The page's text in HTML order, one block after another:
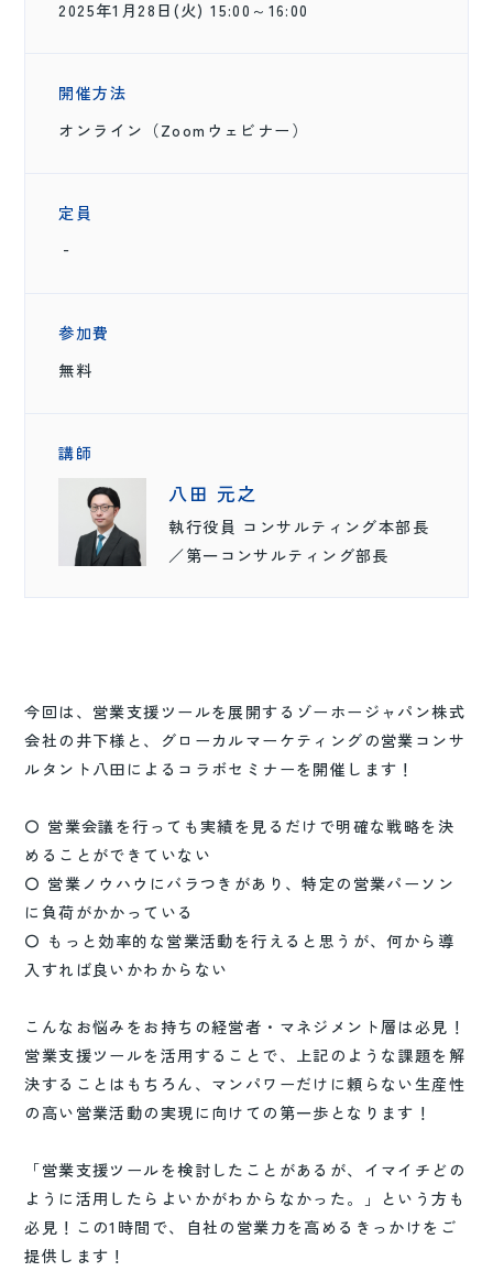
2025年1月28日(火) 15:00～16:00
開催方法
オンライン（Zoomウェビナー）
定員
‐
参加費
無料
講師
八田 元之
執行役員 コンサルティング本部長
／第一コンサルティング部長
今回は、営業支援ツールを展開するゾーホージャパン株式
会社の井下様と、グローカルマーケティングの営業コンサ
ルタント八田によるコラボセミナーを開催します！
〇 営業会議を行っても実績を見るだけで明確な戦略を決
めることができていない
〇 営業ノウハウにバラつきがあり、特定の営業パーソン
に負荷がかかっている
〇 もっと効率的な営業活動を行えると思うが、何から導
入すれば良いかわからない
こんなお悩みをお持ちの経営者・マネジメント層は必見！
営業支援ツールを活用することで、上記のような課題を解
決することはもちろん、マンパワーだけに頼らない生産性
の高い営業活動の実現に向けての第一歩となります！
「営業支援ツールを検討したことがあるが、イマイチどの
ように活用したらよいかがわからなかった。」という方も
必見！この1時間で、自社の営業力を高めるきっかけをご
提供します！